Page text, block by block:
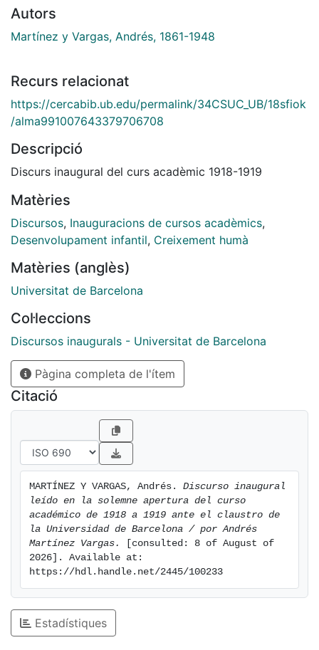
Autors
Martínez y Vargas, Andrés, 1861-1948
Recurs relacionat
https://cercabib.ub.edu/permalink/34CSUC_UB/18sfiok
/alma991007643379706708
Descripció
Discurs inaugural del curs acadèmic 1918-1919
Matèries
Discursos, Inauguracions de cursos acadèmics,
Desenvolupament infantil, Creixement humà
Matèries (anglès)
Universitat de Barcelona
Col·leccions
Discursos inaugurals - Universitat de Barcelona
Pàgina completa de l'ítem
Citació
MARTÍNEZ Y VARGAS, Andrés. Discurso inaugural
leído en la solemne apertura del curso
académico de 1918 a 1919 ante el claustro de
la Universidad de Barcelona / por Andrés
Martínez Vargas.
[consulted: 8 of August of
2026]. Available at:
https://hdl.handle.net/2445/100233
Estadístiques